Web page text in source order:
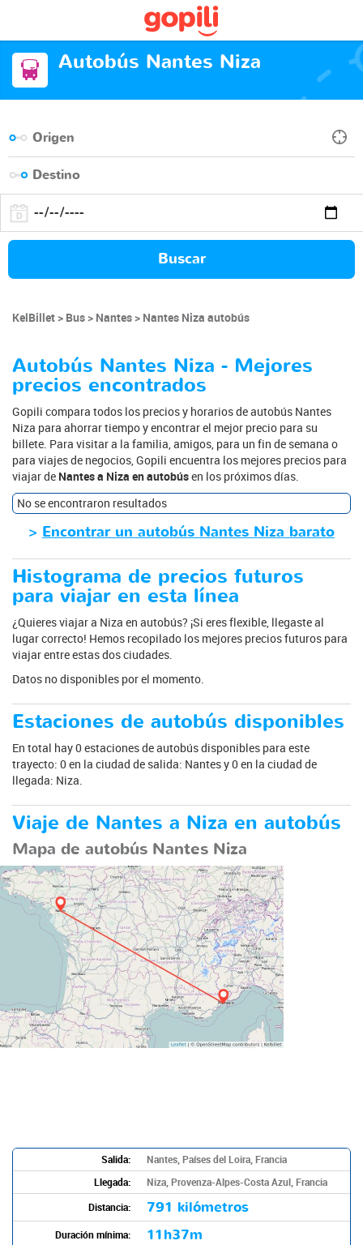
Autobús Nantes Niza
Buscar
KelBillet Bus Nantes Nantes Niza autobús
Autobús Nantes Niza - Mejores
precios encontrados
Gopili compara todos los precios y horarios de autobús Nantes
Niza para ahorrar tiempo y encontrar el mejor precio para su
billete. Para visitar a la familia, amigos, para un fin de semana o
para viajes de negocios, Gopili encuentra los mejores precios para
viajar de Nantes a Niza en autobúsen los próximos días.
No se encontraron resultados
> Encontrar un autobús Nantes Niza barato
Histograma de precios futuros
para viajar en esta línea
¿Quieres viajar a Niza en autobús? ¡Si eres flexible, llegaste al
lugar correcto! Hemos recopilado los mejores precios futuros para
viajar entre estas dos ciudades.
Datos no disponibles por el momento.
Estaciones de autobús disponibles
En total hay 0 estaciones de autobús disponibles para este
trayecto: 0 en la ciudad de salida: Nantes y 0 en la ciudad de
llegada: Niza.
Viaje de Nantes a Niza en autobús
Mapa de autobús Nantes Niza
Salida:
Nantes, Países del Loira, Francia
Llegada:
Niza, Provenza-Alpes-Costa Azul, Francia
Distancia:
791 kilómetros
Duración mínima: 11h37m